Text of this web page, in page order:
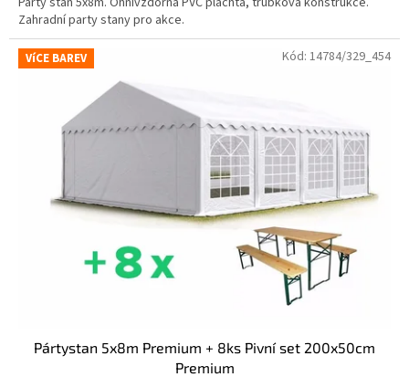
Zahradní party stany pro akce.
VíCE BAREV
Pártystan 5x8m Premium + 8ks Pivní set 200x50cm
Premium
Kód: 14784/329_454